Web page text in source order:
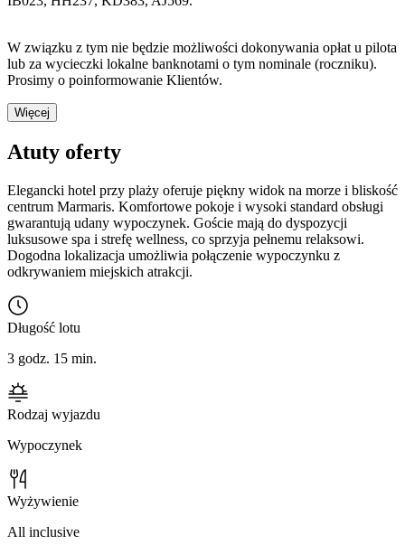
W związku z tym nie będzie możliwości dokonywania opłat u pilota
lub za wycieczki lokalne banknotami o tym nominale (roczniku).
Prosimy o poinformowanie Klientów.
Więcej
Atuty oferty
Elegancki hotel przy plaży oferuje piękny widok na morze i bliskość
centrum Marmaris. Komfortowe pokoje i wysoki standard obsługi
gwarantują udany wypoczynek. Goście mają do dyspozycji
luksusowe spa i strefę wellness, co sprzyja pełnemu relaksowi.
Dogodna lokalizacja umożliwia połączenie wypoczynku z
odkrywaniem miejskich atrakcji.
Długość lotu
3 godz. 15 min.
Rodzaj wyjazdu
Wypoczynek
Wyżywienie
All inclusive